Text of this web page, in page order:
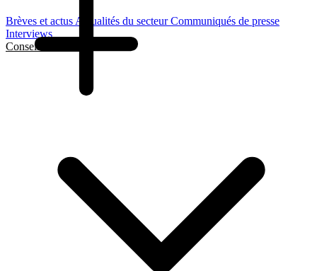
Brèves et actus Actualités du secteurCommuniqués de presse
Interviews
Conseils et Guides